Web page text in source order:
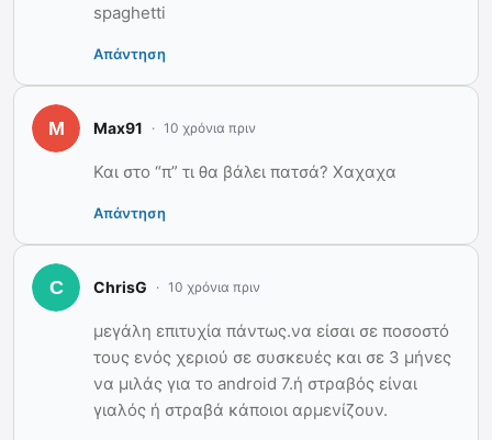
spaghetti
Απάντηση
Max91 10 χρόνια πριν
Και στο “π” τι θα βάλει πατσά? Χαχαχα
Απάντηση
ChrisG 10 χρόνια πριν
μεγάλη επιτυχία πάντως.να είσαι σε ποσοστό
τους ενός χεριού σε συσκευές και σε 3 μήνες
να μιλάς για το android 7.ή στραβός είναι
γιαλός ή στραβά κάποιοι αρμενίζουν.